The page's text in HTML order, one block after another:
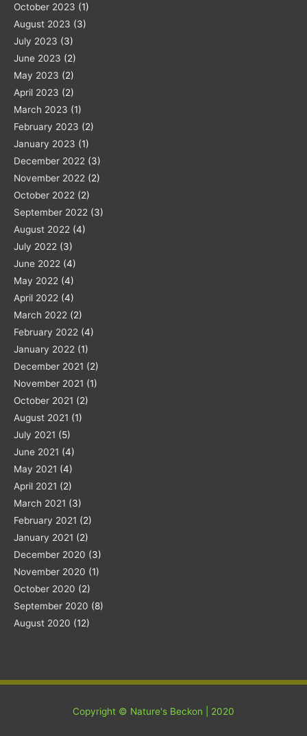
October 2023 (1)
August 2023 (3)
July 2023 (3)
June 2023 (2)
May 2023 (2)
April 2023 (2)
March 2023 (1)
February 2023 (2)
January 2023 (1)
December 2022 (3)
November 2022 (2)
October 2022 (2)
September 2022 (3)
August 2022 (4)
July 2022 (3)
June 2022 (4)
May 2022 (4)
April 2022 (4)
March 2022 (2)
February 2022 (4)
January 2022 (1)
December 2021 (2)
November 2021 (1)
October 2021 (2)
August 2021 (1)
July 2021 (5)
June 2021 (4)
May 2021 (4)
April 2021 (2)
March 2021 (3)
February 2021 (2)
January 2021 (2)
December 2020 (3)
November 2020 (1)
October 2020 (2)
September 2020 (8)
August 2020 (12)
Copyright © Nature's Beckon | 2020